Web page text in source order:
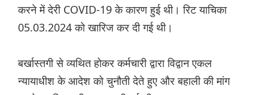
करने में देरी COVID-19 के कारण हुई थी। रिट याचिका
05.03.2024 को खारिज कर दी गई थी।
बर्खास्तगी से व्यथित होकर कर्मचारी द्वारा विद्वान एकल
न्यायाधीश के आदेश को चुनौती देते हुए और बहाली की मांग